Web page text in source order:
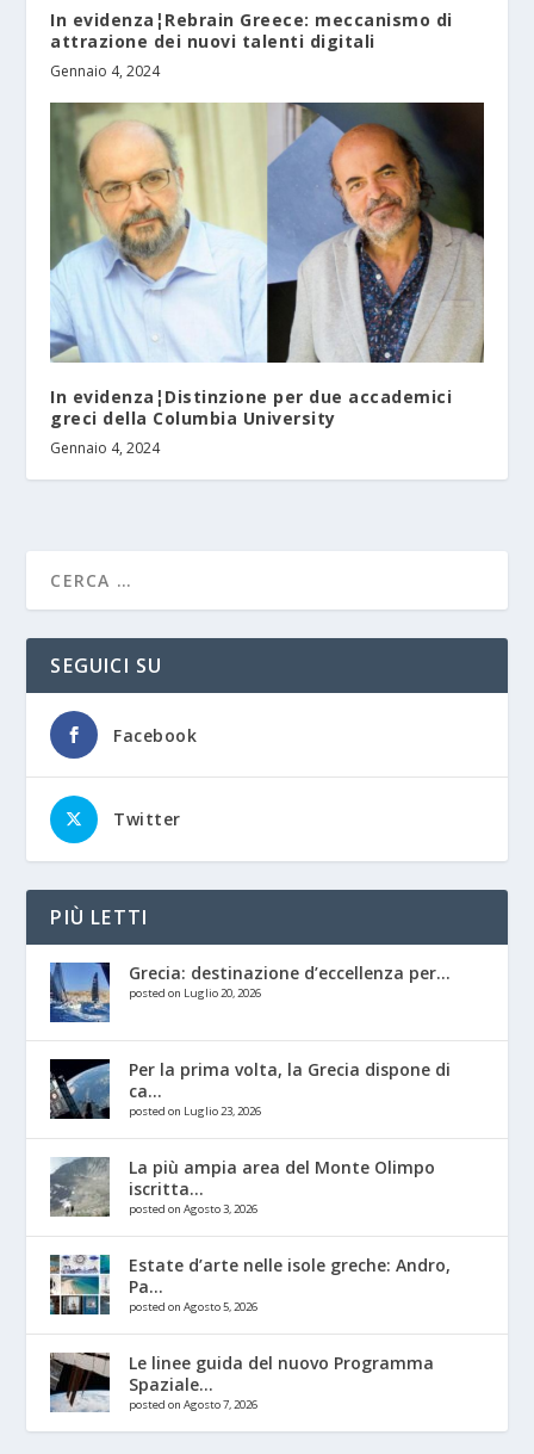
In evidenza¦Rebrain Greece: meccanismo di
attrazione dei nuovi talenti digitali
Gennaio 4, 2024
In evidenza¦Distinzione per due accademici
greci della Columbia University
Gennaio 4, 2024
SEGUICI SU
Facebook
Twitter
PIÙ LETTI
Grecia: destinazione d’eccellenza per...
posted on Luglio 20, 2026
Per la prima volta, la Grecia dispone di
ca...
posted on Luglio 23, 2026
La più ampia area del Monte Olimpo
iscritta...
posted on Agosto 3, 2026
Estate d’arte nelle isole greche: Andro,
Pa...
posted on Agosto 5, 2026
Le linee guida del nuovo Programma
Spaziale...
posted on Agosto 7, 2026